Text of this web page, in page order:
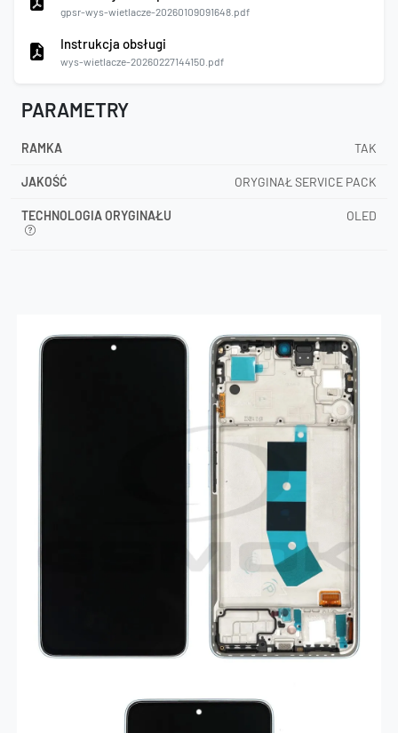
gpsr-wys-wietlacze-20260109091648.pdf
Instrukcja obsługi
wys-wietlacze-20260227144150.pdf
PARAMETRY
RAMKA TAK
JAKOŚĆ ORYGINAŁ SERVICE PACK
TECHNOLOGIA ORYGINAŁU OLED